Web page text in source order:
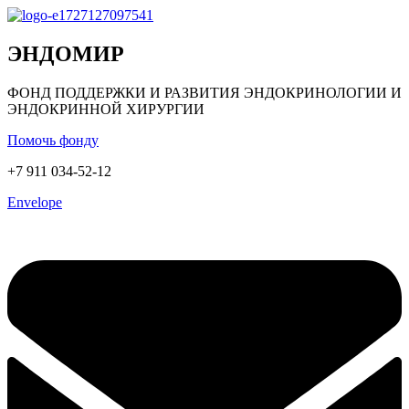
ЭНДОМИР
ФОНД ПОДДЕРЖКИ И РАЗВИТИЯ ЭНДОКРИНОЛОГИИ И
ЭНДОКРИННОЙ ХИРУРГИИ
Помочь фонду
+7 911 034-52-12
Envelope